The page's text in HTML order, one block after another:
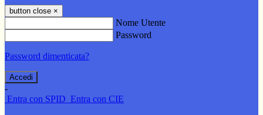
button close ×
Nome Utente
Password
Password dimenticata?
-
Entra con SPID Entra con CIE